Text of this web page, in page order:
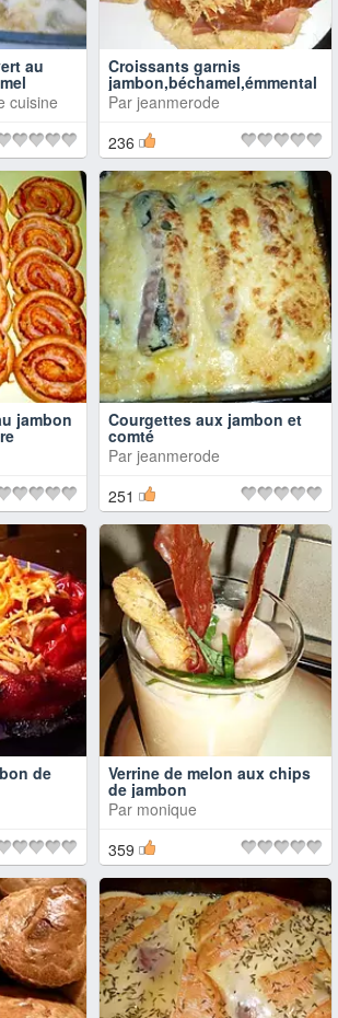
au
cuisine
Croissants garnis
jambon,béchamel,émmental
Par jeanmerode
236
jambon Courgettes aux jambon et
comté
Par jeanmerode
251
de Verrine de melon aux chips
de jambon
Par monique
359